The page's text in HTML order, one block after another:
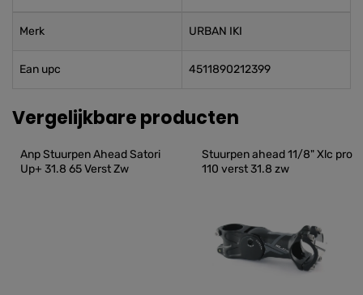
Merk URBAN IKI
Ean upc 4511890212399
Vergelijkbare producten
Anp Stuurpen Ahead Satori
Up+ 31.8 65 Verst Zw
Stuurpen ahead 11/8" Xlc pro
110 verst 31.8 zw